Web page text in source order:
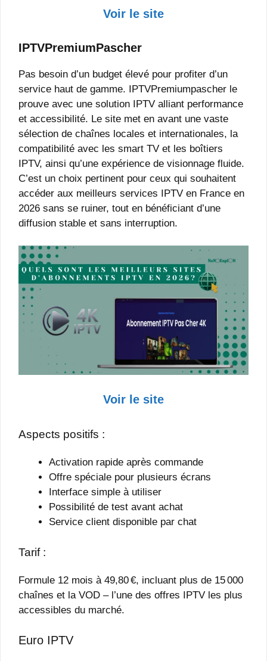
Voir le site
IPTVPremiumPascher
Pas besoin d’un budget élevé pour profiter d’un
service haut de gamme. IPTVPremiumpascher le
prouve avec une solution IPTV alliant performance
et accessibilité. Le site met en avant une vaste
sélection de chaînes locales et internationales, la
compatibilité avec les smart TV et les boîtiers
IPTV, ainsi qu’une expérience de visionnage fluide.
C’est un choix pertinent pour ceux qui souhaitent
accéder aux meilleurs services IPTV en France en
2026 sans se ruiner, tout en bénéficiant d’une
diffusion stable et sans interruption.
Voir le site
Aspects positifs :
Activation rapide après commande
Offre spéciale pour plusieurs écrans
Interface simple à utiliser
Possibilité de test avant achat
Service client disponible par chat
Tarif :
Formule 12 mois à 49,80 €, incluant plus de 15 000
chaînes et la VOD – l’une des offres IPTV les plus
accessibles du marché.
Euro IPTV